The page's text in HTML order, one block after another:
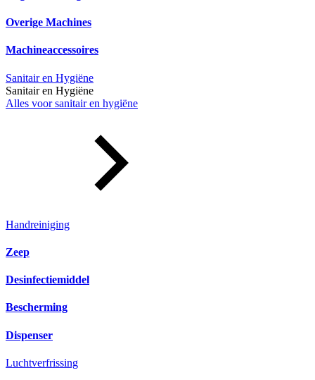
Overige Machines
Machineaccessoires
Sanitair en Hygiëne
Sanitair en Hygiëne
Alles voor sanitair en hygiëne
Handreiniging
Zeep
Desinfectiemiddel
Bescherming
Dispenser
Luchtverfrissing